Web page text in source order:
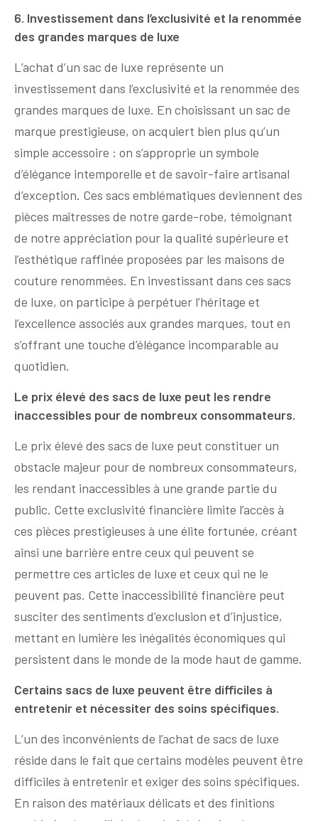
6. Investissement dans l’exclusivité et la renommée
des grandes marques de luxe
L’achat d’un sac de luxe représente un
investissement dans l’exclusivité et la renommée des
grandes marques de luxe. En choisissant un sac de
marque prestigieuse, on acquiert bien plus qu’un
simple accessoire : on s’approprie un symbole
d’élégance intemporelle et de savoir-faire artisanal
d’exception. Ces sacs emblématiques deviennent des
pièces maîtresses de notre garde-robe, témoignant
de notre appréciation pour la qualité supérieure et
l’esthétique raffinée proposées par les maisons de
couture renommées. En investissant dans ces sacs
de luxe, on participe à perpétuer l’héritage et
l’excellence associés aux grandes marques, tout en
s’offrant une touche d’élégance incomparable au
quotidien.
Le prix élevé des sacs de luxe peut les rendre
inaccessibles pour de nombreux consommateurs.
Le prix élevé des sacs de luxe peut constituer un
obstacle majeur pour de nombreux consommateurs,
les rendant inaccessibles à une grande partie du
public. Cette exclusivité financière limite l’accès à
ces pièces prestigieuses à une élite fortunée, créant
ainsi une barrière entre ceux qui peuvent se
permettre ces articles de luxe et ceux qui ne le
peuvent pas. Cette inaccessibilité financière peut
susciter des sentiments d’exclusion et d’injustice,
mettant en lumière les inégalités économiques qui
persistent dans le monde de la mode haut de gamme.
Certains sacs de luxe peuvent être difficiles à
entretenir et nécessiter des soins spécifiques.
L’un des inconvénients de l’achat de sacs de luxe
réside dans le fait que certains modèles peuvent être
difficiles à entretenir et exiger des soins spécifiques.
En raison des matériaux délicats et des finitions